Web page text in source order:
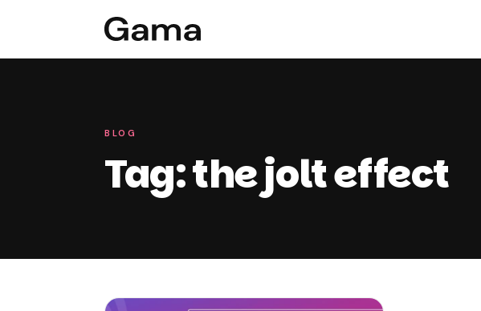
BLOG
Tag: the jolt effect